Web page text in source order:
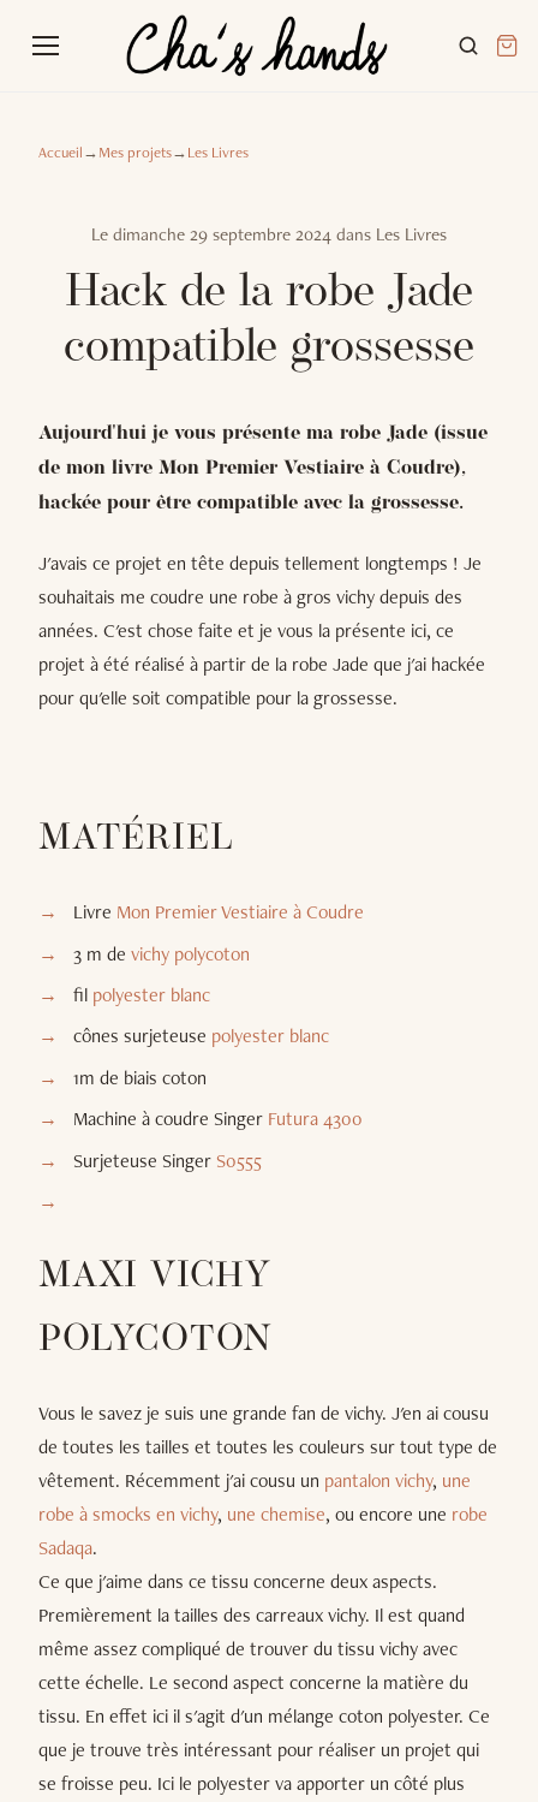
Accueil→Mes projets→Les Livres
Le dimanche 29 septembre 2024 dans Les Livres
Hack de la robe Jade
compatible grossesse
Aujourd'hui je vous présente ma robe Jade (issue
de mon livre Mon Premier Vestiaire à Coudre),
hackée pour être compatible avec la grossesse.
J'avais ce projet en tête depuis tellement longtemps ! Je
souhaitais me coudre une robe à gros vichy depuis des
années. C'est chose faite et je vous la présente ici, ce
projet à été réalisé à partir de la robe Jade que j'ai hackée
pour qu'elle soit compatible pour la grossesse.
MATÉRIEL
Livre Mon Premier Vestiaire à Coudre
3 m de vichy polycoton
fil polyester blanc
cônes surjeteuse polyester blanc
1m de biais coton
Machine à coudre Singer Futura 4300
Surjeteuse SingerS0555
MAXI VICHY
POLYCOTON
Vous le savez je suis une grande fan de vichy. J'en ai cousu
de toutes les tailles et toutes les couleurs sur tout type de
vêtement. Récemment j'ai cousu un pantalon vichy, une
robe à smocks en vichy, une chemise, ou encore une robe
Sadaqa.
Ce que j'aime dans ce tissu concerne deux aspects.
Premièrement la tailles des carreaux vichy. Il est quand
même assez compliqué de trouver du tissu vichy avec
cette échelle. Le second aspect concerne la matière du
tissu. En effet ici il s'agit d'un mélange coton polyester. Ce
que je trouve très intéressant pour réaliser un projet qui
se froisse peu. Ici le polyester va apporter un côté plus